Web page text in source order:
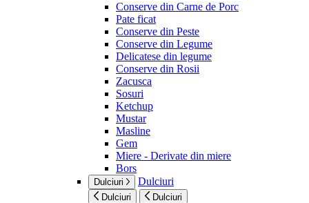
Conserve din Carne de Porc
Pate ficat
Conserve din Peste
Conserve din Legume
Delicatese din legume
Conserve din Rosii
Zacusca
Sosuri
Ketchup
Mustar
Masline
Gem
Miere - Derivate din miere
Bors
Dulciuri Dulciuri
Dulciuri Dulciuri